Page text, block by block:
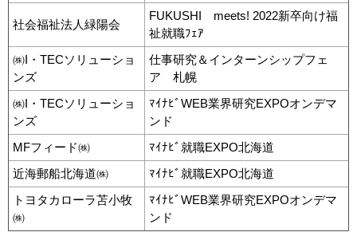
社会福祉法人緑陽会
FUKUSHI meets! 2022新卒向け福
祉就職ﾌｪｱ
㈱I・TECソリューショ
ンズ
仕事研究＆インターンシップフェ
ア 札幌
㈱I・TECソリューショ
ンズ
ﾏｲﾅﾋﾞWEB業界研究EXPOオンデマ
ンド
MFフィード㈱
ﾏｲﾅﾋﾞ就職EXPO北海道
近海郵船北海道㈱
ﾏｲﾅﾋﾞ就職EXPO北海道
トヨタカローラ苫小牧
㈱
ﾏｲﾅﾋﾞWEB業界研究EXPOオンデマ
ンド